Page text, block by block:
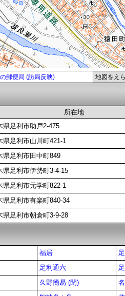
郵便局 (訪局反映) 地図をえ
所在地
県足利市助戸2-475
県足利市山川町421-1
県足利市田中町849
県足利市伊勢町3-4-15
県足利市元学町822-1
県足利市有楽町840-34
県足利市朝倉町3-9-28
福居
足利通六
久野簡易 (閉)